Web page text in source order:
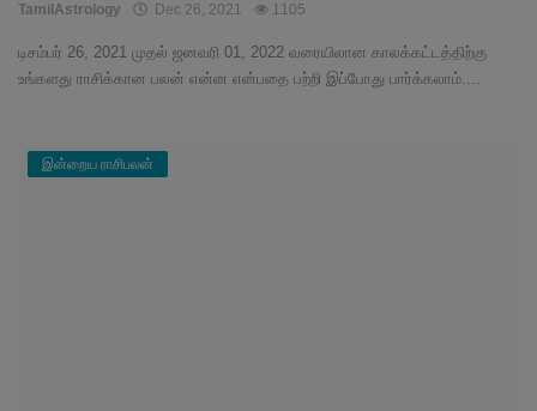
TamilAstrology Dec 26, 2021 1105
டிசம்பர் 26, 2021 முதல் ஜனவரி 01, 2022 வரையிலான காலக்கட்டத்திற்கு
உங்களது ராசிக்கான பலன் என்ன என்பதை பற்றி இப்போது பார்க்கலாம்....
இன்றைய ராசிபலன்